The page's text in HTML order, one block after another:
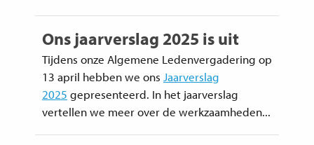
Ons jaarverslag 2025 is uit
Tijdens onze Algemene Ledenvergadering op
13 april hebben we ons Jaarverslag
2025 gepresenteerd. In het jaarverslag
vertellen we meer over de werkzaamheden...